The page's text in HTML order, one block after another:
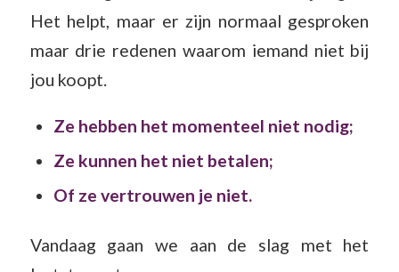
Het helpt, maar er zijn normaal gesproken
maar drie redenen waarom iemand niet bij
jou koopt.
Ze hebben het momenteel niet nodig;
Ze kunnen het niet betalen;
Of ze vertrouwen je niet.
Vandaag gaan we aan de slag met het